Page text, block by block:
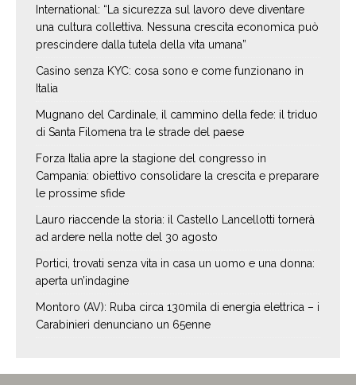
International: “La sicurezza sul lavoro deve diventare
una cultura collettiva. Nessuna crescita economica può
prescindere dalla tutela della vita umana”
Casino senza KYC: cosa sono e come funzionano in
Italia
Mugnano del Cardinale, il cammino della fede: il triduo
di Santa Filomena tra le strade del paese
Forza Italia apre la stagione del congresso in
Campania: obiettivo consolidare la crescita e preparare
le prossime sfide
Lauro riaccende la storia: il Castello Lancellotti tornerà
ad ardere nella notte del 30 agosto
Portici, trovati senza vita in casa un uomo e una donna:
aperta un’indagine
Montoro (AV): Ruba circa 130mila di energia elettrica – i
Carabinieri denunciano un 65enne